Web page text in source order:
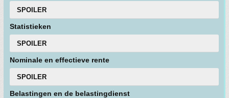
SPOILER
Statistieken
SPOILER
Nominale en effectieve rente
SPOILER
Belastingen en de belastingdienst